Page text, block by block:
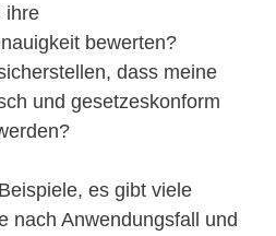
ihre
bewerten?
dass meine
und gesetzeskonform
es gibt viele
nach Anwendungsfall und